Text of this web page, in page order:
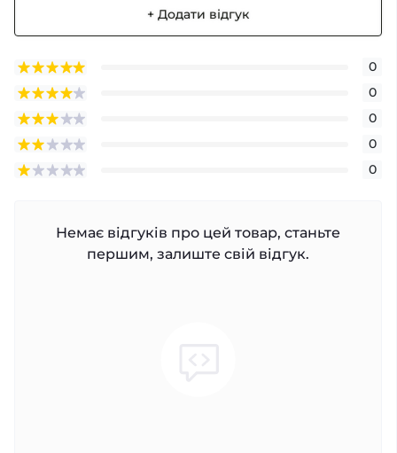
+ Додати відгук
0
0
0
0
0
Немає відгуків про цей товар, станьте
першим, залиште свій відгук.